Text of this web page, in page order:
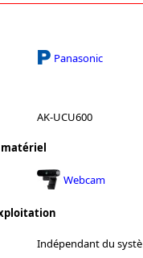
Panasonic
AK-UCU600
matériel
Webcam
Indépendant du